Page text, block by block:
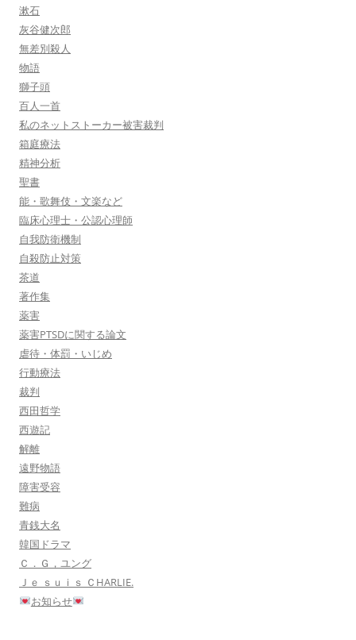
漱石
灰谷健次郎
無差別殺人
物語
獅子頭
百人一首
私のネットストーカー被害裁判
箱庭療法
精神分析
聖書
能・歌舞伎・文楽など
臨床心理士・公認心理師
自我防衛機制
自殺防止対策
茶道
著作集
薬害
薬害PTSDに関する論文
虐待・体罰・いじめ
行動療法
裁判
西田哲学
西遊記
解離
遠野物語
障害受容
難病
青銭大名
韓国ドラマ
Ｃ．Ｇ，ユング
Ｊｅ ｓｕｉｓ ＣHARLIE.
お知らせ